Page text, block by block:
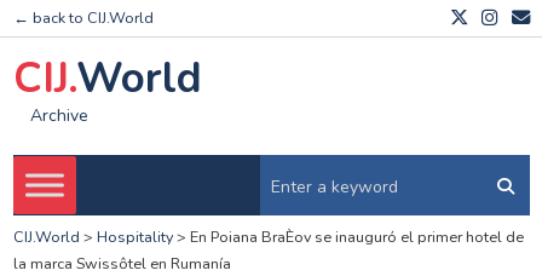
← back to CIJ.World
CIJ.World
Archive
CIJ.World > Hospitality> En Poiana BraÈov se inauguró el primer hotel de
la marca Swissôtel en Rumanía